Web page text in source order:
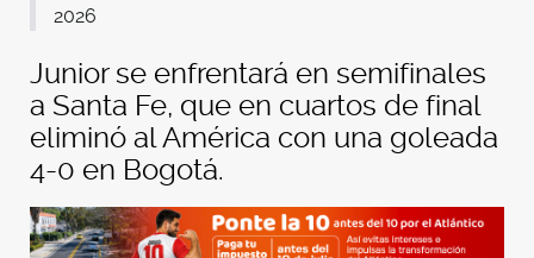
2026
Junior se enfrentará en semifinales
a Santa Fe, que en cuartos de final
eliminó al América con una goleada
4-0 en Bogotá.